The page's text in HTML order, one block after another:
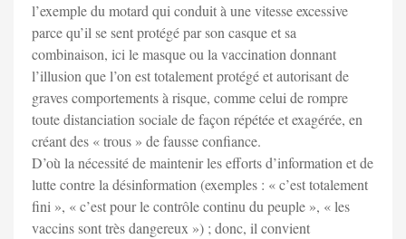
l’exemple du motard qui conduit à une vitesse excessive
parce qu’il se sent protégé par son casque et sa
combinaison, ici le masque ou la vaccination donnant
l’illusion que l’on est totalement protégé et autorisant de
graves comportements à risque, comme celui de rompre
toute distanciation sociale de façon répétée et exagérée, en
créant des « trous » de fausse confiance.
D’où la nécessité de maintenir les efforts d’information et de
lutte contre la désinformation (exemples : « c’est totalement
fini », « c’est pour le contrôle continu du peuple », « les
vaccins sont très dangereux ») ; donc, il convient